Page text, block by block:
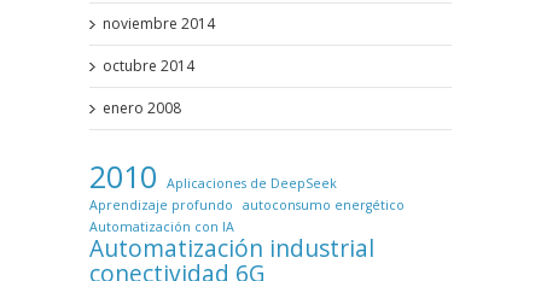
noviembre 2014
octubre 2014
enero 2008
2010
Aplicaciones de DeepSeek
Aprendizaje profundo
autoconsumo energético
Automatización con IA
Automatización industrial
conectividad 6G